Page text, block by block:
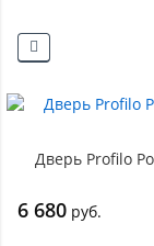
Дверь Profilo
6 680 руб.